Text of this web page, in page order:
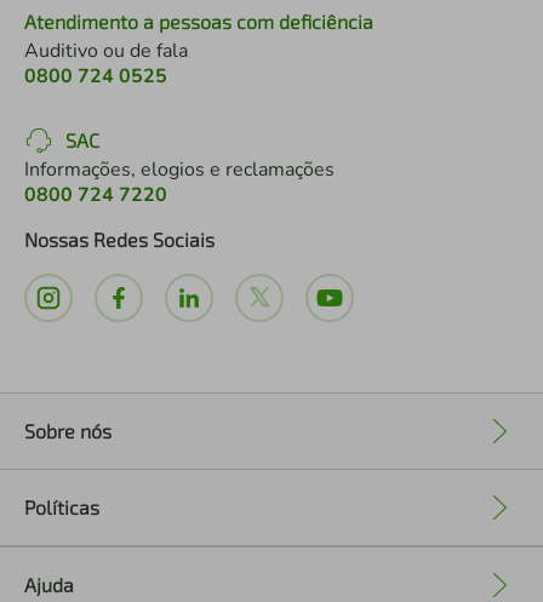
Atendimento a pessoas com deficiência
Auditivo ou de fala
0800 724 0525
SAC
Informações, elogios e reclamações
0800 724 7220
Nossas Redes Sociais
Sobre nós
Políticas
Ajuda